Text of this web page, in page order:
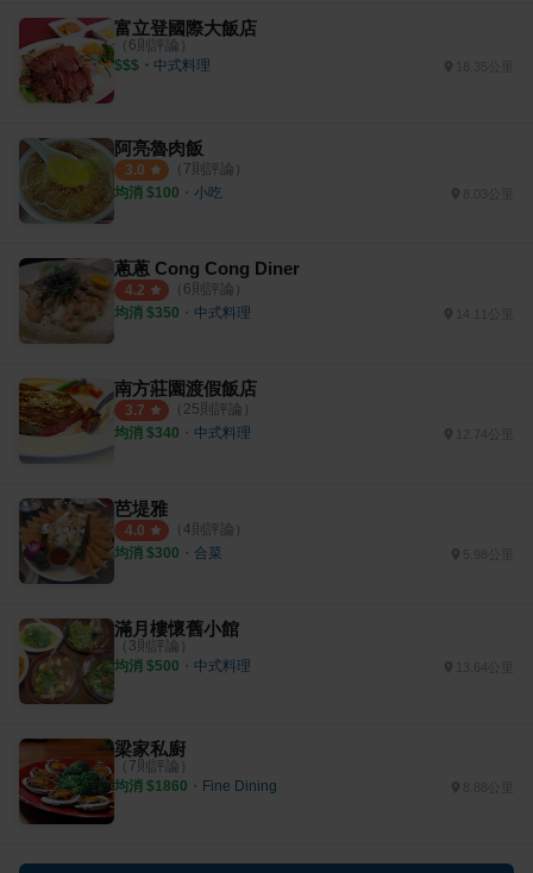
富立登國際大飯店
（ 6則評論）
$$$ ・ 中式料理 18.35公里
阿亮魯肉飯
3.0 （ 7則評論）
均消 $100 ・ 小吃
蔥蔥 Cong Cong Diner
4.2 （ 6則評論）
均消 $350 ・ 中式料理 14.11公里
南方莊園渡假飯店
3.7 （ 25則評論）
均消 $340 ・ 中式料理 12.74公里
芭堤雅
4.0 （ 4則評論）
均消 $300 ・ 合菜 5.98公里
滿月樓懷舊小館
（ 3則評論）
均消 $500 ・ 中式料理 13.64公里
梁家私廚
（ 7則評論）
均消 $1860 ・ Fine Dining